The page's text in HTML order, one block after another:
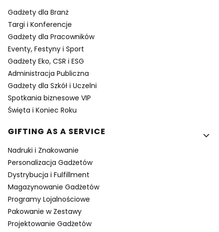
Gadżety dla Branż
Targi i Konferencje
Gadżety dla Pracowników
Eventy, Festyny i Sport
Gadżety Eko, CSR i ESG
Administracja Publiczna
Gadżety dla Szkół i Uczelni
Spotkania biznesowe VIP
Święta i Koniec Roku
GIFTING AS A SERVICE
Nadruki i Znakowanie
Personalizacja Gadżetów
Dystrybucja i Fulfillment
Magazynowanie Gadżetów
Programy Lojalnościowe
Pakowanie w Zestawy
Projektowanie Gadżetów